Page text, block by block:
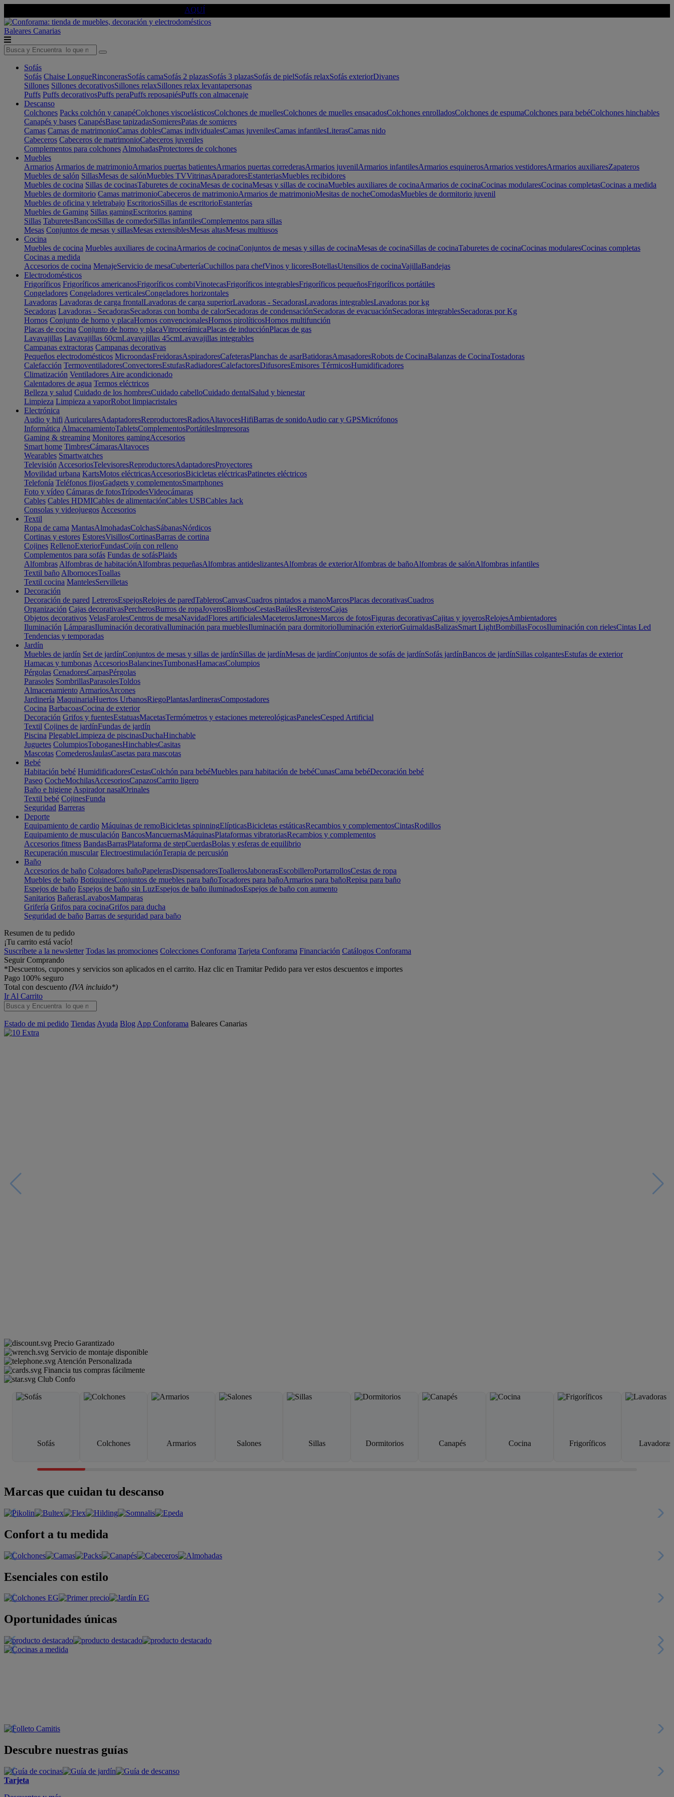
AQUÍ
Baleares Canarias
Sofás
Sofás Chaise LongueRinconerasSofás camaSofás 2 plazasSofás 3 plazasSofás de pielSofás relaxSofás exteriorDivanes
Sillones Sillones decorativosSillones relaxSillones relax levantapersonas
Puffs Puffs decorativosPuffs peraPuffs reposapiésPuffs con almacenaje
Descanso
Colchones Packs colchón y canapéColchones viscoelásticosColchones de muellesColchones de muelles ensacadosColchones enrolladosColchones de espumaColchones para bebéColchones hinchables
Canapés y bases CanapésBase tapizadasSomieresPatas de somieres
Camas Camas de matrimonioCamas doblesCamas individualesCamas juvenilesCamas infantilesLiterasCamas nido
Cabeceros Cabeceros de matrimonioCabeceros juveniles
Complementos para colchones AlmohadasProtectores de colchones
Muebles
Armarios Armarios de matrimonioArmarios puertas batientesArmarios puertas correderasArmarios juvenilArmarios infantilesArmarios esquinerosArmarios vestidoresArmarios auxiliaresZapateros
Muebles de salón SillasMesas de salónMuebles TVVitrinasAparadoresEstanteriasMuebles recibidores
Muebles de cocina Sillas de cocinasTaburetes de cocinaMesas de cocinaMesas y sillas de cocinaMuebles auxiliares de cocinaArmarios de cocinaCocinas modularesCocinas completasCocinas a medida
Muebles de dormitorio Camas matrimonioCabeceros de matrimonioArmarios de matrimonioMesitas de nocheComodasMuebles de dormitorio juvenil
Muebles de oficina y teletrabajo EscritoriosSillas de escritorioEstanterías
Muebles de Gaming Sillas gamingEscritorios gaming
Sillas TaburetesBancosSillas de comedorSillas infantilesComplementos para sillas
Mesas Conjuntos de mesas y sillasMesas extensiblesMesas altasMesas multiusos
Cocina
Muebles de cocina Muebles auxiliares de cocinaArmarios de cocinaConjuntos de mesas y sillas de cocinaMesas de cocinaSillas de cocinaTaburetes de cocinaCocinas modularesCocinas completas
Cocinas a medida
Accesorios de cocina MenajeServicio de mesaCuberteríaCuchillos para chefVinos y licoresBotellasUtensilios de cocinaVajillaBandejas
Electrodomésticos
Frigoríficos Frigoríficos americanosFrigoríficos combiVinotecasFrigoríficos integrablesFrigoríficos pequeñosFrigoríficos portátiles
Congeladores Congeladores verticalesCongeladores horizontales
Lavadoras Lavadoras de carga frontalLavadoras de carga superiorLavadoras - SecadorasLavadoras integrablesLavadoras por kg
Secadoras Lavadoras - SecadorasSecadoras con bomba de calorSecadoras de condensaciónSecadoras de evacuaciónSecadoras integrablesSecadoras por Kg
Hornos Conjunto de horno y placaHornos convencionalesHornos pirolíticosHornos multifunción
Placas de cocina Conjunto de horno y placaVitrocerámicaPlacas de inducciónPlacas de gas
Lavavajillas Lavavajillas 60cmLavavajillas 45cmLavavajillas integrables
Campanas extractoras Campanas decorativas
Pequeños electrodomésticos MicroondasFreidorasAspiradoresCafeterasPlanchas de asarBatidorasAmasadoresRobots de CocinaBalanzas de CocinaTostadoras
Calefacción TermoventiladoresConvectoresEstufasRadiadoresCalefactoresDifusoresEmisores TérmicosHumidificadores
Climatización Ventiladores Aire acondicionado
Calentadores de agua Termos eléctricos
Belleza y salud Cuidado de los hombresCuidado cabelloCuidado dentalSalud y bienestar
Limpieza Limpieza a vaporRobot limpiacristales
Electrónica
Audio y hifi AuricularesAdaptadoresReproductoresRadiosAltavocesHifiBarras de sonidoAudio car y GPSMicrófonos
Informática AlmacenamientoTabletsComplementosPortátilesImpresoras
Gaming & streaming Monitores gamingAccesorios
Smart home TimbresCámarasAltavoces
Wearables Smartwatches
Televisión AccesoriosTelevisoresReproductoresAdaptadoresProyectores
Movilidad urbana KartsMotos eléctricasAccesoriosBicicletas eléctricasPatinetes eléctricos
Telefonía Teléfonos fijosGadgets y complementosSmartphones
Foto y vídeo Cámaras de fotosTrípodesVideocámaras
Cables Cables HDMICables de alimentaciónCables USBCables Jack
Consolas y videojuegos Accesorios
Textil
Ropa de cama MantasAlmohadasColchasSábanasNórdicos
Cortinas y estores EstoresVisillosCortinasBarras de cortina
Cojines RellenoExteriorFundasCojín con relleno
Complementos para sofás Fundas de sofásPlaids
Alfombras Alfombras de habitaciónAlfombras pequeñasAlfombras antideslizantesAlfombras de exteriorAlfombras de bañoAlfombras de salónAlfombras infantiles
Textil baño AlbornocesToallas
Textil cocina MantelesServilletas
Decoración
Decoración de pared LetrerosEspejosRelojes de paredTablerosCanvasCuadros pintados a manoMarcosPlacas decorativasCuadros
Organización Cajas decorativasPercherosBurros de ropaJoyerosBiombosCestasBaúlesRevisterosCajas
Objetos decorativos VelasFarolesCentros de mesaNavidadFlores artificialesMaceterosJarronesMarcos de fotosFiguras decorativasCajitas y joyerosRelojesAmbientadores
Iluminación LámparasIluminación decorativaIluminación para mueblesIluminación para dormitorioIluminación exteriorGuirnaldasBalizasSmart LightBombillasFocosIluminación con rielesCintas Led
Tendencias y temporadas
Jardín
Muebles de jardín Set de jardínConjuntos de mesas y sillas de jardínSillas de jardínMesas de jardínConjuntos de sofás de jardínSofás jardínBancos de jardínSillas colgantesEstufas de exterior
Hamacas y tumbonas AccesoriosBalancinesTumbonasHamacasColumpios
Pérgolas CenadoresCarpasPérgolas
Parasoles SombrillasParasolesToldos
Almacenamiento ArmariosArcones
Jardinería MaquinariaHuertos UrbanosRiegoPlantasJardinerasCompostadores
Cocina BarbacoasCocina de exterior
Decoración Grifos y fuentesEstatuasMacetasTermómetros y estaciones metereológicasPanelesCesped Artificial
Textil Cojines de jardínFundas de jardín
Piscina PlegableLimpieza de piscinasDuchaHinchable
Juguetes ColumpiosToboganesHinchablesCasitas
Mascotas ComederosJaulasCasetas para mascotas
Bebé
Habitación bebé HumidificadoresCestasColchón para bebéMuebles para habitación de bebéCunasCama bebéDecoración bebé
Paseo CocheMochilasAccesoriosCapazosCarrito ligero
Baño e higiene Aspirador nasalOrinales
Textil bebé CojinesFunda
Seguridad Barreras
Deporte
Equipamiento de cardio Máquinas de remoBicicletas spinningElípticasBicicletas estáticasRecambios y complementosCintasRodillos
Equipamiento de musculación BancosMancuernasMáquinasPlataformas vibratoriasRecambios y complementos
Accesorios fitness BandasBarrasPlataforma de stepCuerdasBolas y esferas de equilibrio
Recuperación muscular ElectroestimulaciónTerapia de percusión
Baño
Accesorios de baño Colgadores bañoPapelerasDispensadoresToallerosJabonerasEscobilleroPortarrollosCestas de ropa
Muebles de baño BotiquinesConjuntos de muebles para bañoTocadores para bañoArmarios para bañoRepisa para baño
Espejos de baño Espejos de baño sin LuzEspejos de baño iluminadosEspejos de baño con aumento
Sanitarios BañerasLavabosMamparas
Grifería Grifos para cocinaGrifos para ducha
Seguridad de baño Barras de seguridad para baño
Resumen de tu pedido
¡Tu carrito está vacío!
Suscríbete a la newsletter Todas las promociones Colecciones Conforama Tarjeta Conforama Financiación Catálogos Conforama
Seguir Comprando
*Descuentos, cupones y servicios son aplicados en el carrito. Haz clic en Tramitar Pedido para ver estos descuentos e importes
Pago 100% seguro
Total con descuento (IVA incluido*)
Ir Al Carrito
Estado de mi pedido Tiendas Ayuda Blog App Conforama Baleares Canarias
Precio Garantizado
Servicio de montaje disponible
Atención Personalizada
Financia tus compras fácilmente
Club Confo
Sofás Colchones Armarios Salones Sillas Dormitorios Canapés Cocina Frigoríficos Lavadoras
Marcas que cuidan tu descanso
Confort a tu medida
Esenciales con estilo
Oportunidades únicas
Descubre nuestras guías
Tarjeta